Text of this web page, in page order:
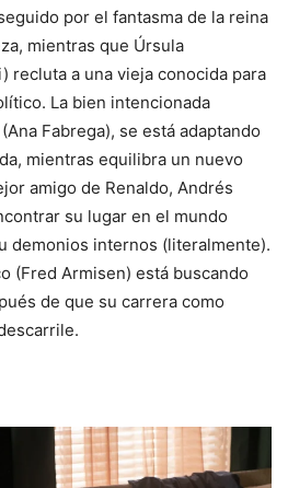
por el fantasma de la reina
mientras que Úrsula
recluta a una vieja conocida para
La bien intencionada
Fabrega), se está adaptando
mientras equilibra un nuevo
amigo de Renaldo, Andrés
su lugar en el mundo
demonios internos (literalmente).
(Fred Armisen) está buscando
de que su carrera como